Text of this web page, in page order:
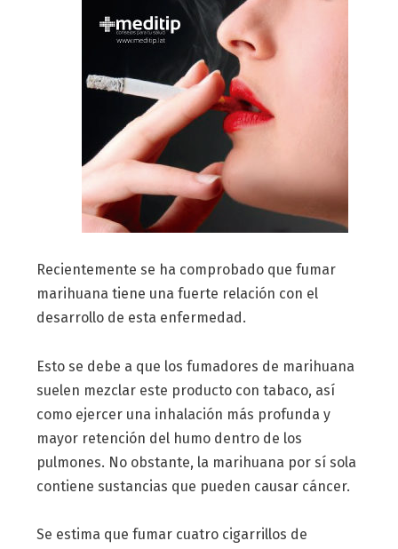
Recientemente se ha comprobado que fumar
marihuana tiene una fuerte relación con el
desarrollo de esta enfermedad.
Esto se debe a que los fumadores de marihuana
suelen mezclar este producto con tabaco, así
como ejercer una inhalación más profunda y
mayor retención del humo dentro de los
pulmones. No obstante, la marihuana por sí sola
contiene sustancias que pueden causar cáncer.
Se estima que fumar cuatro cigarrillos de